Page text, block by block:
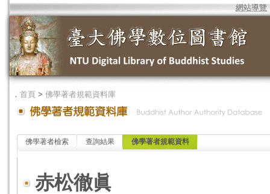
網站導覽
． 首頁 > 佛學著者規範資料庫
佛學著者檢索 查詢結果 佛學著者規範資料
赤松徹眞